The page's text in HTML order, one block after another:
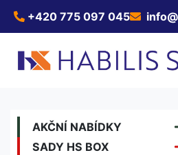
+420 775 097 045
AKČNÍ NABÍDKY
SADY HS BOX